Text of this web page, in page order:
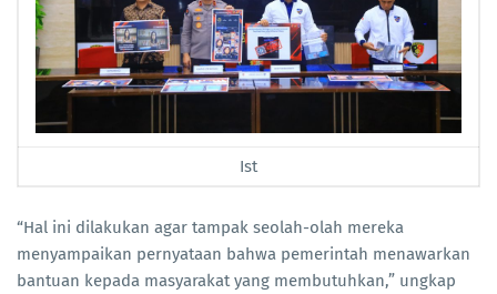
Ist
“Hal ini dilakukan agar tampak seolah-olah mereka
menyampaikan pernyataan bahwa pemerintah menawarkan
bantuan kepada masyarakat yang membutuhkan,” ungkap